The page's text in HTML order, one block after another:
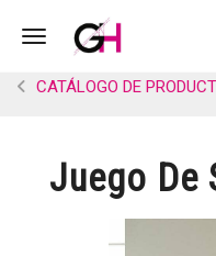
Toggle navigation
CATÁLOGO DE
Juego De